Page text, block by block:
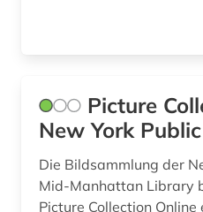
dekorative kunst (1)
den haag (3)
Picture
New York
Die Bildsammlung der
Mid-Manhattan Library
Picture Collection